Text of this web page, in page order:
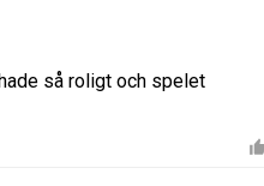
så roligt och spelet